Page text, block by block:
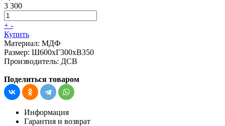
3 300
+ -
Купить
Материал: МДФ
Размер: Ш600хГ300хВ350
Производитель: ДСВ
Поделиться товаром
Информация
Гарантия и возврат